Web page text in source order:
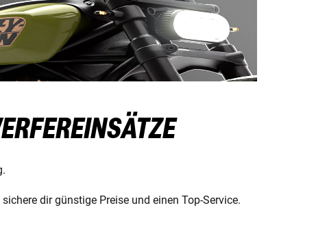
dir günstige Preise und einen Top-Service.